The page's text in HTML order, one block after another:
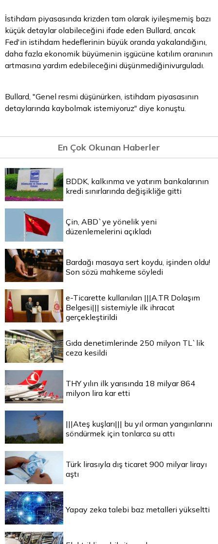
İstihdam piyasasında krizden tam olarak iyileşmemiş bazı
küçük detaylar olabileceğini ifade eden Bullard, ancak
Fed'in istihdam hedeflerinin büyük oranda yakalandığını,
daha fazla ekonomik büyümenin işgücüne katılım oranının
artmasına yardım edebileceğini düşünmediğinivurguladı.
Bullard, "Genel resmi düşünürken, istihdam piyasasının
detaylarında kaybolmak istemiyoruz" diye konuştu.
En Çok Okunan Haberler
BDDK, kalkınma ve yatırım bankalarının
kredi sınırlarında değişikliğe gitti
Çin, ABD`ye yönelik yeni
düzenlemelerini açıkladı
Bardağı masaya sert koydu, işinden oldu!
Son sözü mahkeme söyledi
e-Ticarette kullanılan |||A.TR Dolaşım
Belgesi||| sistemiyle ilk ihracat
gerçekleştirildi
Gıda denetimlerinde 250 milyon TL`lik
ceza kesildi
THY yılın ilk yarısında 18 milyar 864
milyon lira kar etti
|||Ateş kuşları||| bu yıl orman yangınlarını
söndürmek için tonlarca su attı
Türk lirasıyla dış ticaret 900 milyar lirayı
aştı
Yapay zeka talebi baz metalleri yükseltti